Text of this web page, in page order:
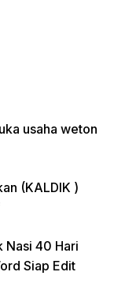
usaha weton
(KALDIK )
Nasi 40 Hari
Siap Edit